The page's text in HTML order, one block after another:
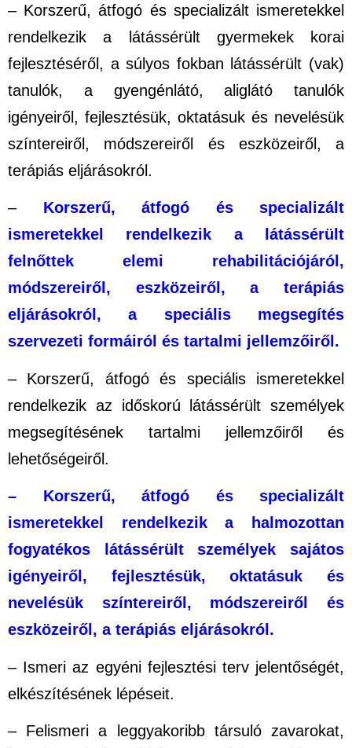
– Korszerű, átfogó és specializált ismeretekkel
rendelkezik a látássérült gyermekek korai
fejlesztéséről, a súlyos fokban látássérült (vak)
tanulók, a gyengénlátó, aliglátó tanulók
igényeiről, fejlesztésük, oktatásuk és nevelésük
színtereiről, módszereiről és eszközeiről, a
terápiás eljárásokról.
– Korszerű, átfogó és specializált
ismeretekkel rendelkezik a látássérült
felnőttek elemi rehabilitációjáról,
módszereiről, eszközeiről, a terápiás
eljárásokról, a speciális megsegítés
szervezeti formáiról és tartalmi jellemzőiről.
– Korszerű, átfogó és speciális ismeretekkel
rendelkezik az időskorú látássérült személyek
megsegítésének tartalmi jellemzőiről és
lehetőségeiről.
– Korszerű, átfogó és specializált
ismeretekkel rendelkezik a halmozottan
fogyatékos látássérült személyek sajátos
igényeiről, fejlesztésük, oktatásuk és
nevelésük színtereiről, módszereiről és
eszközeiről, a terápiás eljárásokról.
– Ismeri az egyéni fejlesztési terv jelentőségét,
elkészítésének lépéseit.
– Felismeri a leggyakoribb társuló zavarokat,